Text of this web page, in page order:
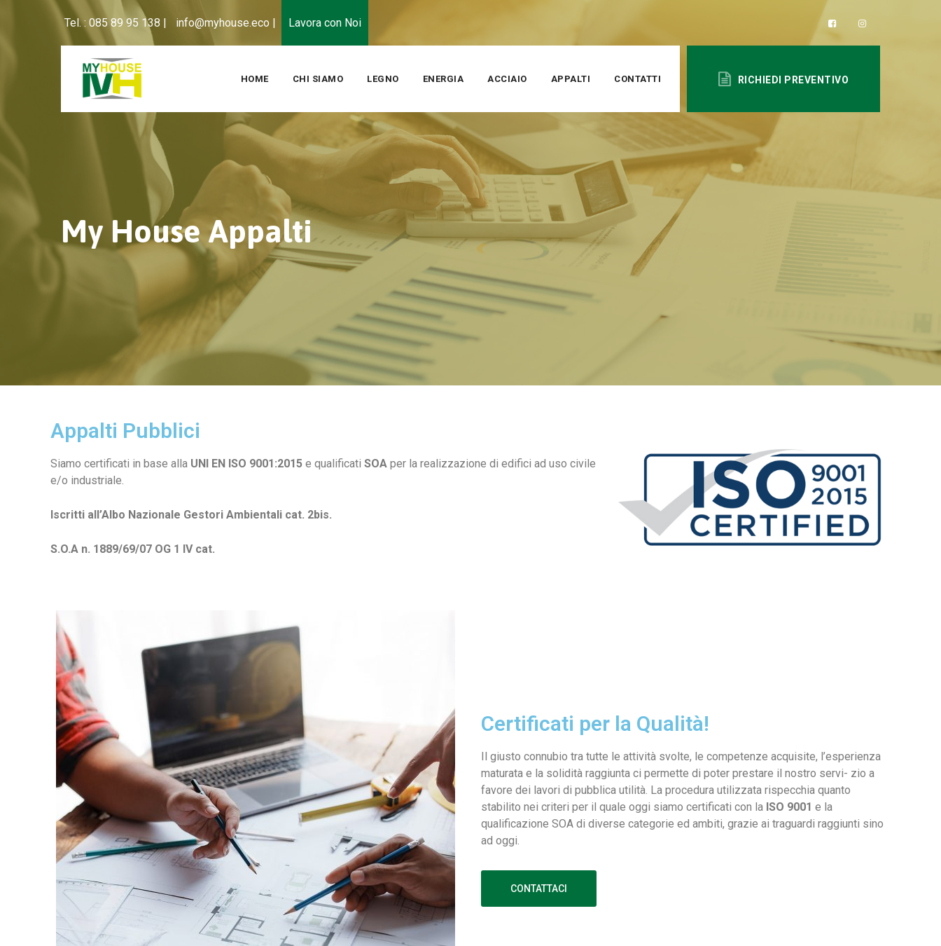
Tel. : 085 89 95 138 | info@myhouse.eco | Lavora con Noi
HOME CHI SIAMO LEGNO ENERGIA ACCIAIO APPALTI CONTATTI RICHIEDI PREVENTIVO
My House Appalti
Appalti Pubblici
Siamo certificati in base alla UNI EN ISO 9001:2015 e qualificati SOA per la realizzazione di edifici ad uso civile
e/o industriale.
Iscritti all’Albo Nazionale Gestori Ambientali cat. 2bis.
S.O.A n. 1889/69/07 OG 1 IV cat.
Certificati per la Qualità!
Il giusto connubio tra tutte le attività svolte, le competenze acquisite, l’esperienza
maturata e la solidità raggiunta ci permette di poter prestare il nostro servi- zio a
favore dei lavori di pubblica utilità. La procedura utilizzata rispecchia quanto
stabilito nei criteri per il quale oggi siamo certificati con la ISO 9001 e la
qualificazione SOA di diverse categorie ed ambiti, grazie ai traguardi raggiunti sino
ad oggi.
CONTATTACI